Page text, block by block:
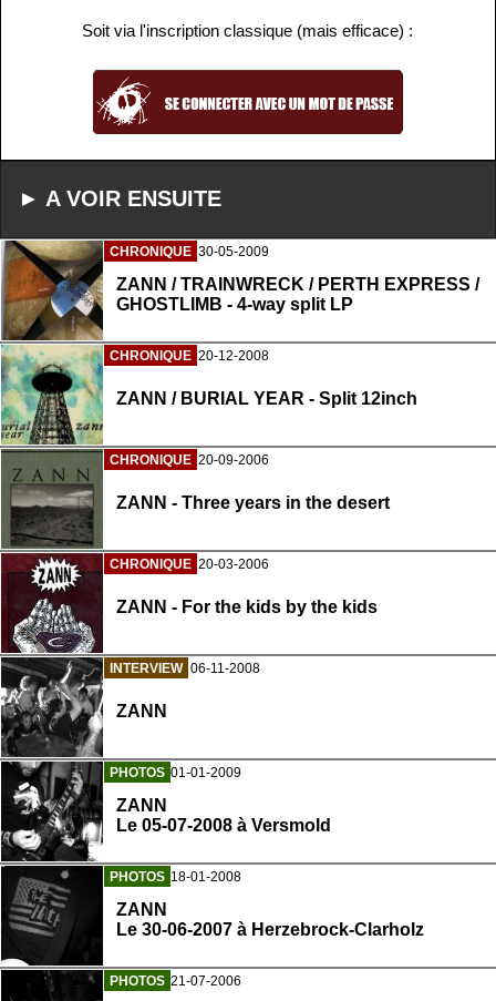
Soit via l'inscription classique (mais efficace) :
► A VOIR ENSUITE
CHRONIQUE 30-05-2009
ZANN / TRAINWRECK / PERTH EXPRESS /
GHOSTLIMB - 4-way split LP
CHRONIQUE 20-12-2008
ZANN / BURIAL YEAR - Split 12inch
CHRONIQUE 20-09-2006
ZANN - Three years in the desert
CHRONIQUE 20-03-2006
ZANN - For the kids by the kids
INTERVIEW 06-11-2008
ZANN
PHOTOS 01-01-2009
ZANN
Le 05-07-2008 à Versmold
PHOTOS 18-01-2008
ZANN
Le 30-06-2007 à Herzebrock-Clarholz
PHOTOS 21-07-2006